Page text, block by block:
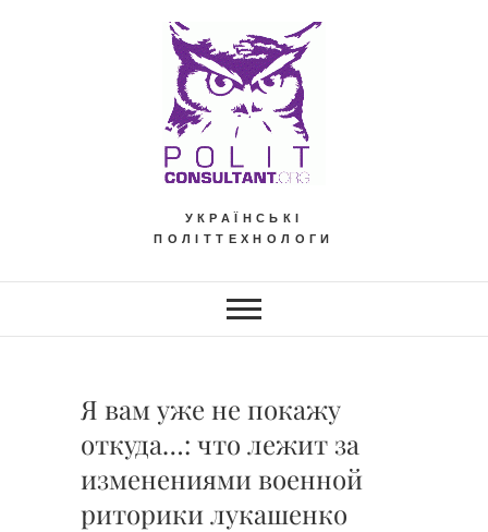
УКРАЇНСЬКІ
ПОЛІТТЕХНОЛОГИ
Я вам уже не покажу
откуда…: что лежит за
изменениями военной
риторики лукашенко